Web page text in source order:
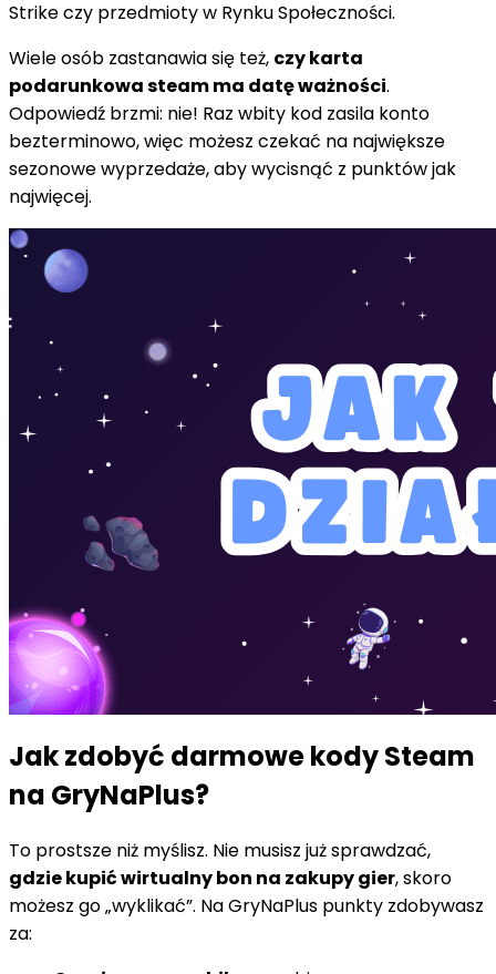
Strike czy przedmioty w Rynku Społeczności.
Wiele osób zastanawia się też, czy karta
podarunkowa steam ma datę ważności.
Odpowiedź brzmi: nie! Raz wbity kod zasila konto
bezterminowo, więc możesz czekać na największe
sezonowe wyprzedaże, aby wycisnąć z punktów jak
najwięcej.
Jak zdobyć darmowe kody Steam
na GryNaPlus?
To prostsze niż myślisz. Nie musisz już sprawdzać,
gdzie kupić wirtualny bon na zakupy gier, skoro
możesz go „wyklikać”. Na GryNaPlus punkty zdobywasz
za: